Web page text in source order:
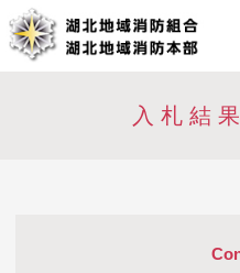
入札結